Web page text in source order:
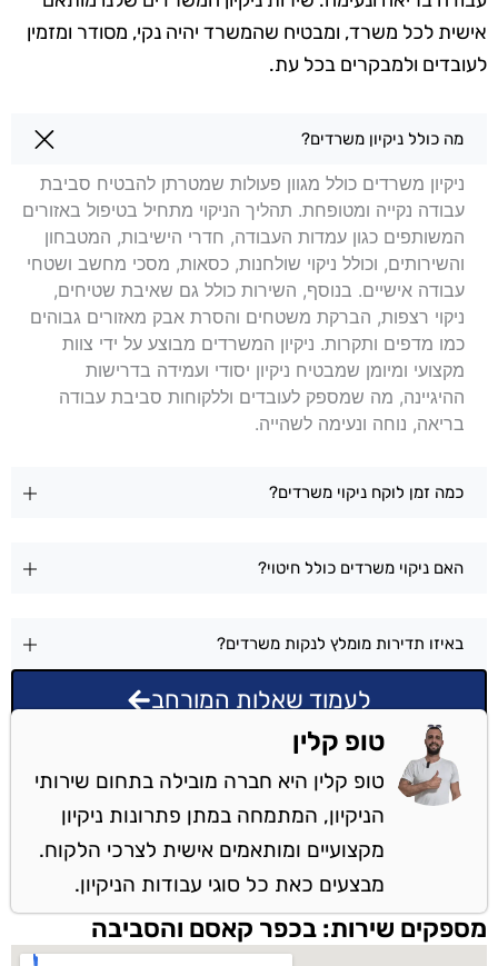
אישית לכל משרד, ומבטיח שהמשרד יהיה נקי, מסודר ומזמין
לעובדים ולמבקרים בכל עת.
שאלות בנושא ניקיון משרדים בכפר קאסם
מה כולל ניקיון משרדים?
ניקיון משרדים כולל מגוון פעולות שמטרתן להבטיח סביבת
עבודה נקייה ומטופחת. תהליך הניקוי מתחיל בטיפול באזורים
המשותפים כגון עמדות העבודה, חדרי הישיבות, המטבחון
והשירותים, וכולל ניקוי שולחנות, כסאות, מסכי מחשב ושטחי
עבודה אישיים. בנוסף, השירות כולל גם שאיבת שטיחים,
ניקוי רצפות, הברקת משטחים והסרת אבק מאזורים גבוהים
כמו מדפים ותקרות. ניקיון המשרדים מבוצע על ידי צוות
מקצועי ומיומן שמבטיח ניקיון יסודי ועמידה בדרישות
ההיגיינה, מה שמספק לעובדים וללקוחות סביבת עבודה
בריאה, נוחה ונעימה לשהייה.
כמה זמן לוקח ניקוי משרדים?
האם ניקוי משרדים כולל חיטוי?
באיזו תדירות מומלץ לנקות משרדים?
לעמוד שאלות המורחב
טופ קלין
טופ קלין היא חברה מובילה בתחום שירותי
הניקיון, המתמחה במתן פתרונות ניקיון
מקצועיים ומותאמים אישית לצרכי הלקוח.
מבצעים כאת כל סוגי עבודות הניקיון.
מספקים שירות: בכפר קאסם והסביבה